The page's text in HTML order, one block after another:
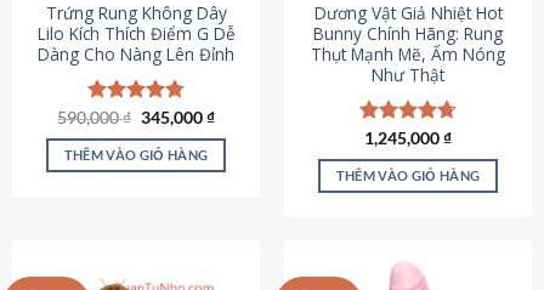
Trứng Rung Không Dây
Lilo Kích Thích Điểm G Dễ
Dàng Cho Nàng Lên Đỉnh
Được xếp
hạng4.79
5 sao
590,000₫ Giá
là:
590,000 ₫.
345,000₫Giá
tại
345,000 ₫.
THÊM VÀO GIỎ HÀNG
Dương Vật Giả Nhiệt Hot
Bunny Chính Hãng: Rung
Thụt Mạnh Mẽ, Ấm Nóng
Như Thật
Được xếp
hạng4.73
5 sao
1,245,000₫
THÊM VÀO GIỎ HÀNG